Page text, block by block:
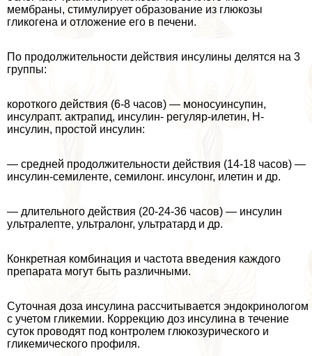
мембраны, стимулирует образование из глюкозы
гликогена и отложение его в печени.
По продолжительности действия инсулины делятся на 3
группы:
короткого действия (6-8 часов) — моносуинсупин,
инсулрапт. актрапид, инсулин- регуляр-илетин, Н-
инсулин, простой инсулин:
— средней продолжительности действия (14-18 часов) —
инсулин-семиленте, семилонг. инсулонг, илетин и др.
— длительного действия (20-24-36 часов) — инсулин
ультралепте, ультралонг, ультратард и др.
Конкретная комбинация и частота введения каждого
препарата могут быть различными.
Суточная доза инсулина рассчитывается эндокринологом
с учетом гликемии. Коррекцию доз инсулина в течение
суток проводят под контролем глюкозурического и
гликемического профиля.